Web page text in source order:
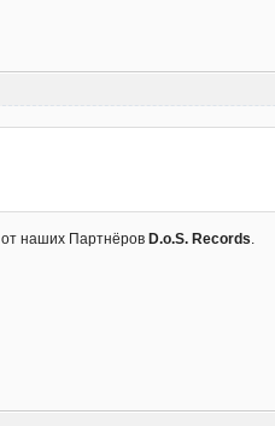
наших Партнёров D.o.S. Records